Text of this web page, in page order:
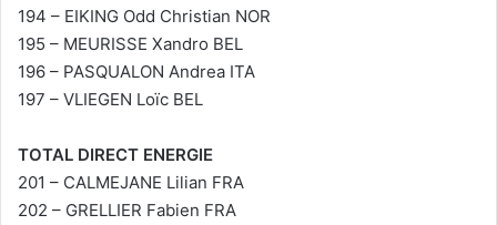
194 – EIKING Odd Christian NOR
195 – MEURISSE Xandro BEL
196 – PASQUALON Andrea ITA
197 – VLIEGEN Loïc BEL
TOTAL DIRECT ENERGIE
201 – CALMEJANE Lilian FRA
202 – GRELLIER Fabien FRA